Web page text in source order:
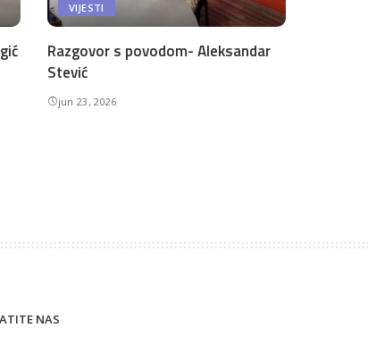
VIJESTI
Razgovor s povodom- Aleksandar
Stević
jun 23, 2026
NAS